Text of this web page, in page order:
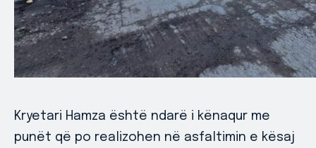
Kryetari Hamza është ndarë i kënaqur me
punët që po realizohen në asfaltimin e kësaj